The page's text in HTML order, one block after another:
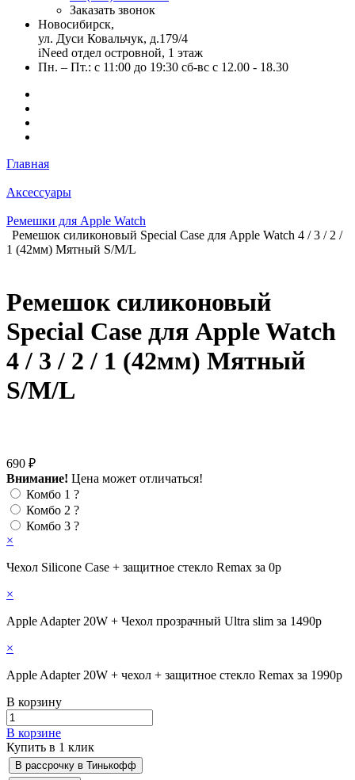
Заказать звонок
Новосибирск,
ул. Дуси Ковальчук, д.179/4
iNeed отдел островной, 1 этаж
Пн. – Пт.: с 11:00 до 19:30 сб-вс с 12.00 - 18.30
Главная
Аксессуары
Ремешки для Apple Watch
Ремешок силиконовый Special Case для Apple Watch 4 / 3 / 2 /
1 (42мм) Мятный S/M/L
Ремешок силиконовый
Special Case для Apple Watch
4 / 3 / 2 / 1 (42мм) Мятный
S/M/L
690 ₽
Внимание! Цена может отличаться!
Комбо 1 ?
Комбо 2 ?
Комбо 3 ?
×
Чехол Silicone Case + защитное стекло Remax за 0р
×
Apple Adapter 20W + Чехол прозрачный Ultra slim за 1490р
×
Apple Adapter 20W + чехол + защитное стекло Remax за 1990р
В корзину
В корзине
Купить в 1 клик